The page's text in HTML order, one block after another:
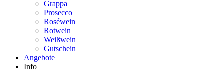
Grappa
Prosecco
Roséwein
Rotwein
Weißwein
Gutschein
Angebote
Info